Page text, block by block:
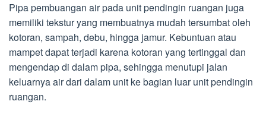
Pipa pembuangan air pada unit pendingin ruangan juga
memiliki tekstur yang membuatnya mudah tersumbat oleh
kotoran, sampah, debu, hingga jamur. Kebuntuan atau
mampet dapat terjadi karena kotoran yang tertinggal dan
mengendap di dalam pipa, sehingga menutupi jalan
keluarnya air dari dalam unit ke bagian luar unit pendingin
ruangan.